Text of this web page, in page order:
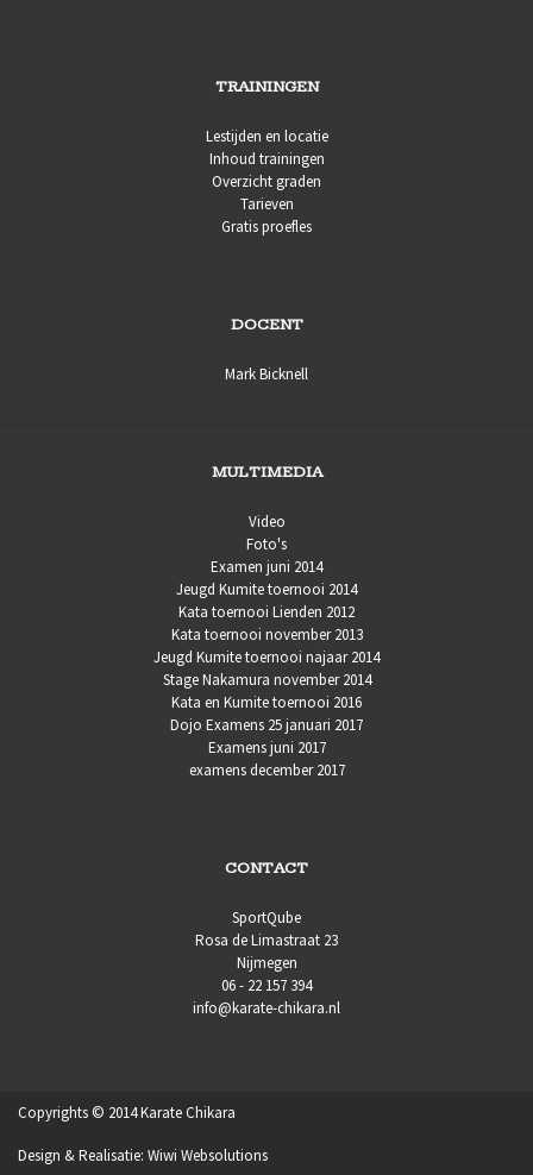
TRAININGEN
Lestijden en locatie
Inhoud trainingen
Overzicht graden
Tarieven
Gratis proefles
DOCENT
Mark Bicknell
MULTIMEDIA
Video
Foto's
Examen juni 2014
Jeugd Kumite toernooi 2014
Kata toernooi Lienden 2012
Kata toernooi november 2013
Jeugd Kumite toernooi najaar 2014
Stage Nakamura november 2014
Kata en Kumite toernooi 2016
Dojo Examens 25 januari 2017
Examens juni 2017
examens december 2017
CONTACT
SportQube
Rosa de Limastraat 23
Nijmegen
06 - 22 157 394
info@karate-chikara.nl
Copyrights © 2014 Karate Chikara
Design & Realisatie: Wiwi Websolutions